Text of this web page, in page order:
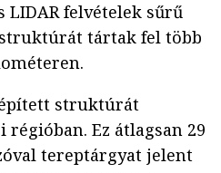
LIDAR felvételek sűrű
tártak fel több
épített struktúrát
Ez átlagsan 29
tereptárgyat jelent